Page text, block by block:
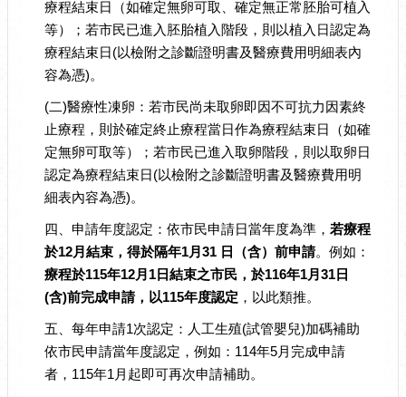
療程結束日（如確定無卵可取、確定無正常胚胎可植入
等）；若市民已進入胚胎植入階段，則以植入日認定為
療程結束日(以檢附之診斷證明書及醫療費用明細表內
容為憑)。
(二)醫療性凍卵：若市民尚未取卵即因不可抗力因素終
止療程，則於確定終止療程當日作為療程結束日（如確
定無卵可取等）；若市民已進入取卵階段，則以取卵日
認定為療程結束日(以檢附之診斷證明書及醫療費用明
細表內容為憑)。
四、申請年度認定：依市民申請日當年度為準， 若療程
於12月結束，得於隔年1月31 日（含）前申請。例如：
療程於115年12月1日結束之市民，於116年1月31日
(含)前完成申請，以115年度認定 ，以此類推。
五、每年申請1次認定：人工生殖(試管嬰兒)加碼補助
依市民申請當年度認定，例如：114年5月完成申請
者，115年1月起即可再次申請補助。